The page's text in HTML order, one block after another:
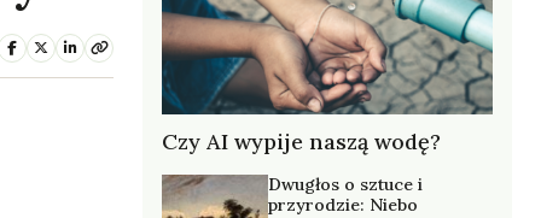
Czy AI wypije naszą wodę?
Dwugłos o sztuce i
przyrodzie: Niebo